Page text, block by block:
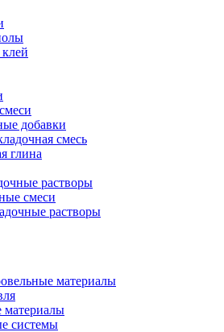
добавки
смесь
глина
растворы
смеси
растворы
материалы
материалы
системы